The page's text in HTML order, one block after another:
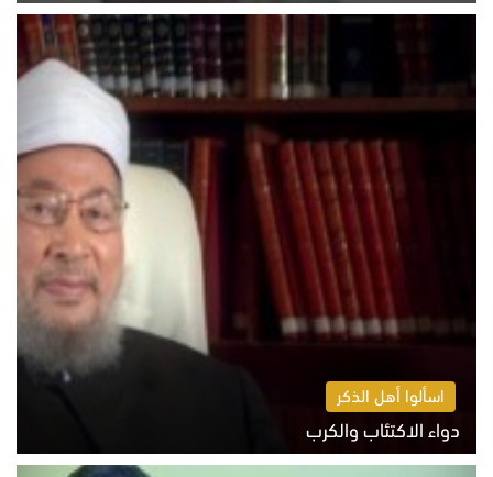
السبت 8 أغسطس 2026 11:04 ص
اسألوا أهل الذكر
دواء الاكتئاب والكرب
السبت 8 أغسطس 2026 10:54 ص